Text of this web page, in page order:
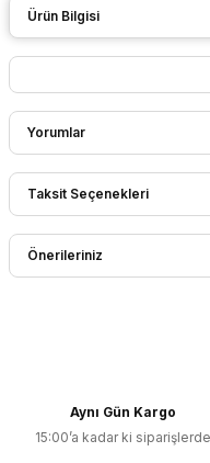
Ürün Bilgisi
Yorumlar
Bu ürüne
Taksit Seçenekleri
Önerileriniz
Ürün resmi kalitesiz,
Aynı Gün Kargo
15:00’a kadar ki siparişlerde